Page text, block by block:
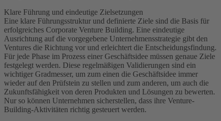
Klare Führung und eindeutige Zielsetzungen
Eine klare Führungsstruktur und definierte Ziele sind die Basis für
erfolgreiches Corporate Venture Building. Eine eindeutige
Ausrichtung auf die vorgegebene Unternehmensstrategie gibt den
Ventures die Richtung vor und erleichtert die Entscheidungsfindung.
Für jede Phase im Prozess einer Geschäftsidee müssen genaue Ziele
festgelegt werden. Diese regelmäßigen Validierungen sind ein
wichtiger Gradmesser, um zum einen die Geschäftsidee immer
wieder auf den Prüfstein zu stellen und zum anderen, um auch die
Zukunftsfähigkeit von deren Produkten und Lösungen zu bewerten.
Nur so können Unternehmen sicherstellen, dass ihre Venture-
Building-Aktivitäten richtig gesteuert werden.